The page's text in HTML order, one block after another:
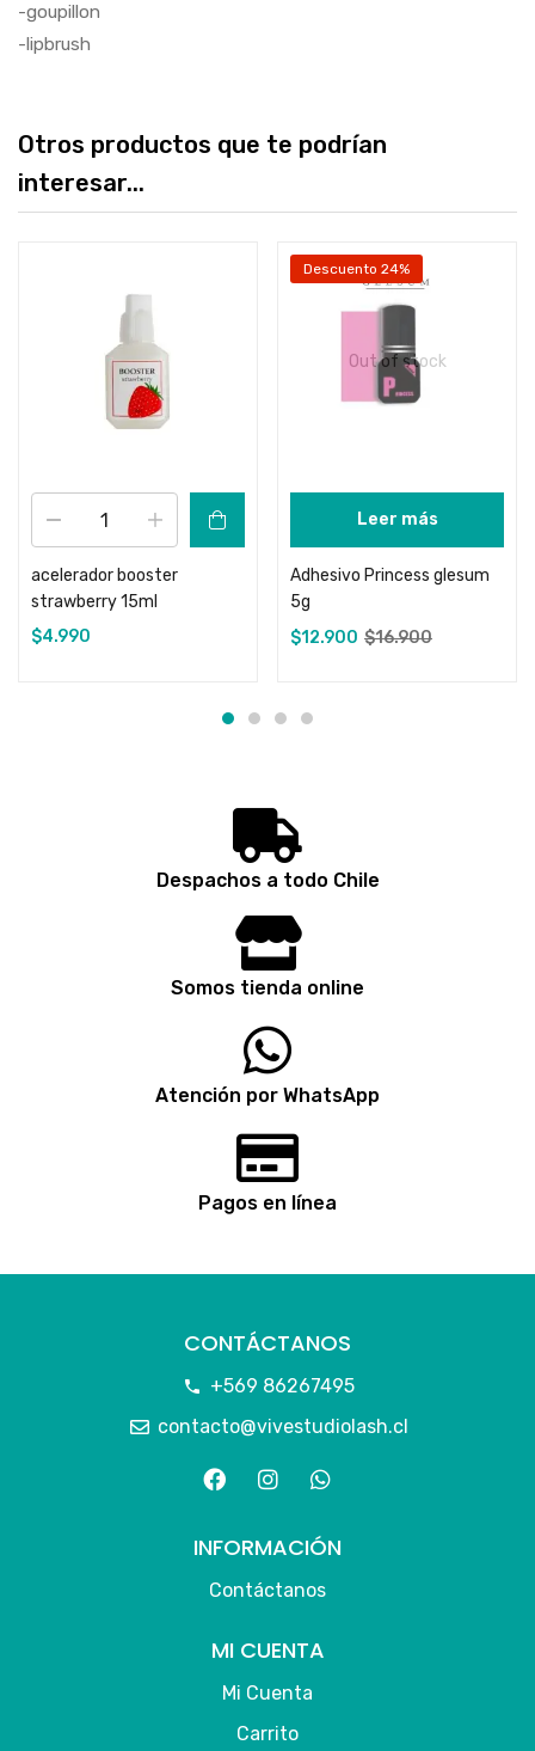
-goupillon
-lipbrush
Otros productos que te podrían
interesar...
acelerador booster
strawberry 15ml
$4.990
Out of stock
Descuento 24%
Leer más
Adhesivo Princess glesum
5g
$12.900 $16.900
Despachos a todo Chile
Somos tienda online
Atención por WhatsApp
Pagos en línea
CONTÁCTANOS
+569 86267495
contacto@vivestudiolash.cl
INFORMACIÓN
Contáctanos
MI CUENTA
Mi Cuenta
Carrito